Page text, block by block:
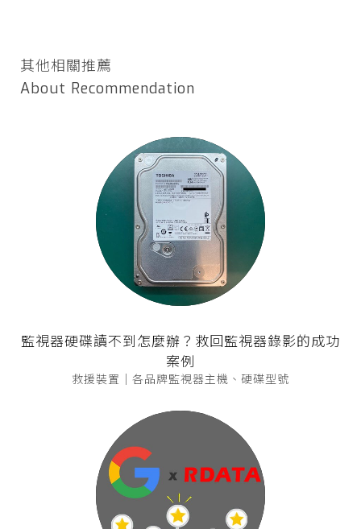
其他相關推薦
About Recommendation
監視器硬碟讀不到怎麼辦？救回監視器錄影的成功
案例
救援裝置｜各品牌監視器主機、硬碟型號